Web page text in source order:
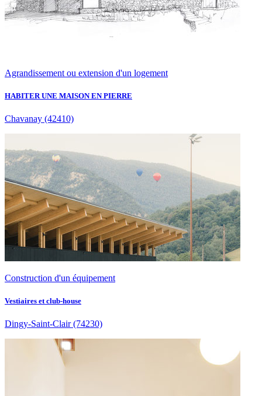
Agrandissement ou extension d'un logement
HABITER UNE MAISON EN PIERRE
Chavanay (42410)
Construction d'un équipement
Vestiaires et club-house
Dingy-Saint-Clair(74230)